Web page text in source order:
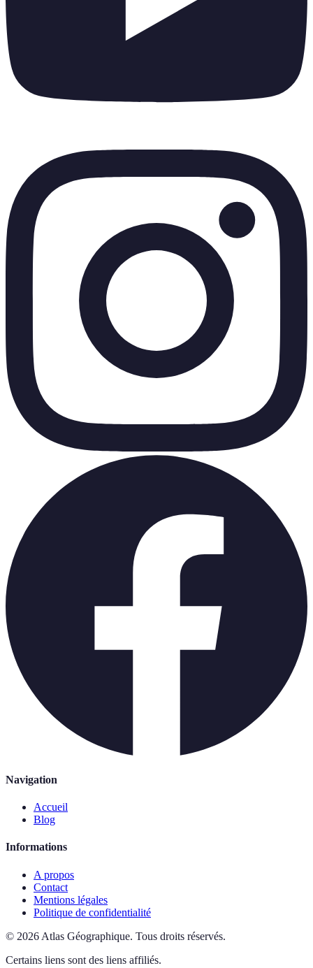
Navigation
Accueil
Blog
Informations
A propos
Contact
Mentions légales
Politique de confidentialité
© 2026 Atlas Géographique. Tous droits réservés.
Certains liens sont des liens affiliés.